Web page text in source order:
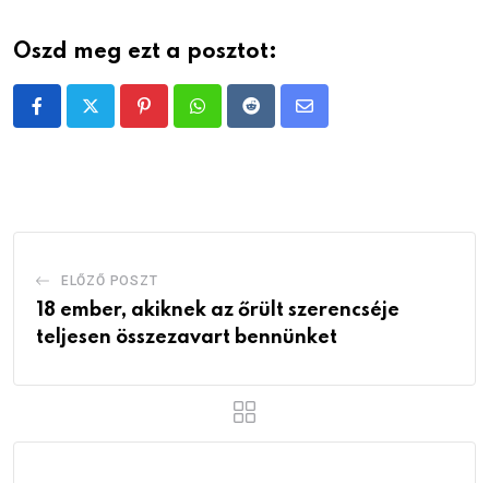
Oszd meg ezt a posztot:
PinterestWhatsappRedditShare
ELŐZŐ POSZT
18 ember, akiknek az őrült szerencséje
teljesen összezavart bennünket